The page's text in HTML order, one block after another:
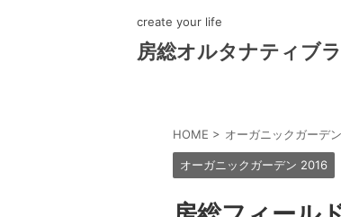
create your life
房総オルタナティブ
HOME > オーガニックガーデン
オーガニックガーデン 2016